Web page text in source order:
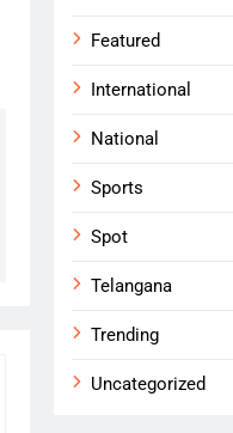
Featured
International
National
Sports
Spot
Telangana
Trending
Uncategorized